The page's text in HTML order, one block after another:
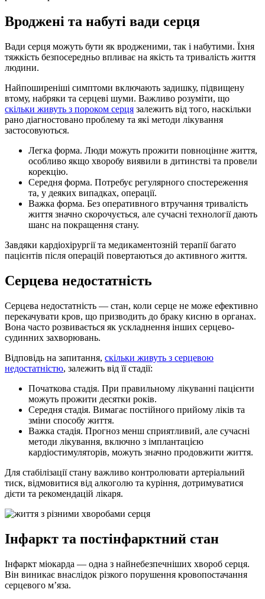
Вроджені та набуті вади серця
Вади серця можуть бути як вродженими, так і набутими. Їхня
тяжкість безпосередньо впливає на якість та тривалість життя
людини.
Найпоширеніші симптоми включають задишку, підвищену
втому, набряки та серцеві шуми. Важливо розуміти, що
скільки живуть з пороком серця залежить від того, наскільки
рано діагностовано проблему та які методи лікування
застосовуються.
Легка форма. Люди можуть прожити повноцінне життя,
особливо якщо хворобу виявили в дитинстві та провели
корекцію.
Середня форма. Потребує регулярного спостереження
та, у деяких випадках, операції.
Важка форма. Без оперативного втручання тривалість
життя значно скорочується, але сучасні технології дають
шанс на покращення стану.
Завдяки кардіохірургії та медикаментозній терапії багато
пацієнтів після операцій повертаються до активного життя.
Серцева недостатність
Серцева недостатність — стан, коли серце не може ефективно
перекачувати кров, що призводить до браку кисню в органах.
Вона часто розвивається як ускладнення інших серцево-
судинних захворювань.
Відповідь на запитання, скільки живуть з серцевою
недостатністю, залежить від її стадії:
Початкова стадія. При правильному лікуванні пацієнти
можуть прожити десятки років.
Середня стадія. Вимагає постійного прийому ліків та
зміни способу життя.
Важка стадія. Прогноз менш сприятливий, але сучасні
методи лікування, включно з імплантацією
кардіостимуляторів, можуть значно продовжити життя.
Для стабілізації стану важливо контролювати артеріальний
тиск, відмовитися від алкоголю та куріння, дотримуватися
дієти та рекомендацій лікаря.
Інфаркт та постінфарктний стан
Інфаркт міокарда — одна з найнебезпечніших хвороб серця.
Він виникає внаслідок різкого порушення кровопостачання
серцевого м’яза.